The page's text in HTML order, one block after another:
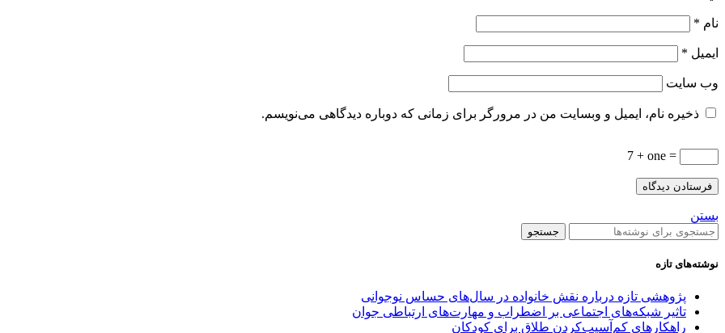
نام *
ایمیل *
وب‌ سایت
ذخیره نام، ایمیل و وبسایت من در مرورگر برای زمانی که دوباره دیدگاهی می‌نویسم.
7 + one =
بستن
جستجو
نوشته‌های تازه
پژوهشی تازه درباره نقش خانواده در سال‌های حساس نوجوانی
تاثیر شبکه‌های اجتماعی بر اضطراب و مهارت‌های ارتباطی جوان
راهکارهای کم‌آسیب‌کردن طلاق برای کودکان